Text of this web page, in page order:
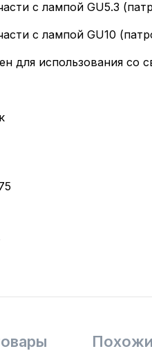
с лампой GU5.3
с лампой GU10
для использования со